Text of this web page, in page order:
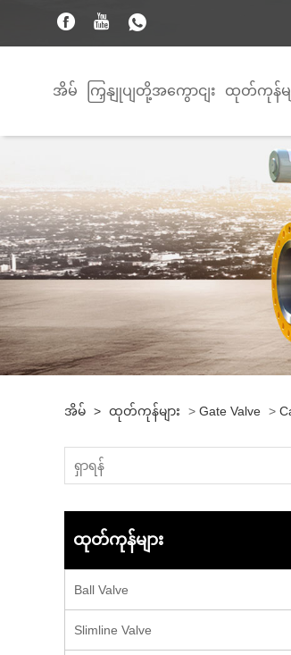
အိမ် ကြှနျုပျတို့အကွောငျး ထုတ်ကုန်မျ
အိမ် > ထုတ်ကုန်များ > Gate Valve >
ထုတ်ကုန်များ
Ball Valve
Slimline Valve